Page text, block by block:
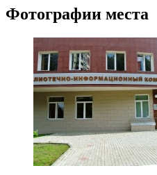
Фотографии места